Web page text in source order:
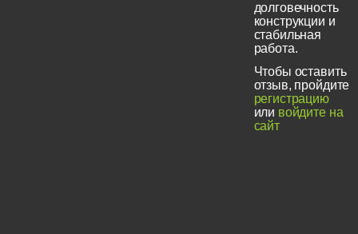
долговечность
конструкции и
стабильная
работа.
Чтобы оставить
отзыв, пройдите
регистрацию
или войдите на
сайт